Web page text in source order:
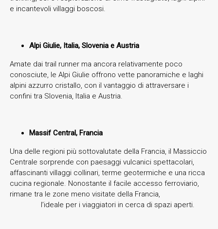
e incantevoli villaggi boscosi.
Alpi Giulie, Italia, Slovenia e Austria
Amate dai trail runner ma ancora relativamente poco
conosciute, le Alpi Giulie offrono vette panoramiche e laghi
alpini azzurro cristallo, con il vantaggio di attraversare i
confini tra Slovenia, Italia e Austria.
Massif Central, Francia
Una delle regioni più sottovalutate della Francia, il Massiccio
Centrale sorprende con paesaggi vulcanici spettacolari,
affascinanti villaggi collinari, terme geotermiche e una ricca
cucina regionale. Nonostante il facile accesso ferroviario,
rimane tra le zone meno visitate della Francia,
l’ideale per i viaggiatori in cerca di spazi aperti.